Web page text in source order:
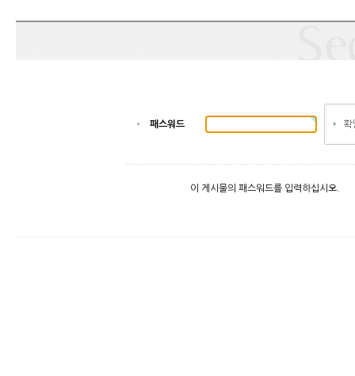
패스워드
이 게시물의 패스워드를 입력하십시오.